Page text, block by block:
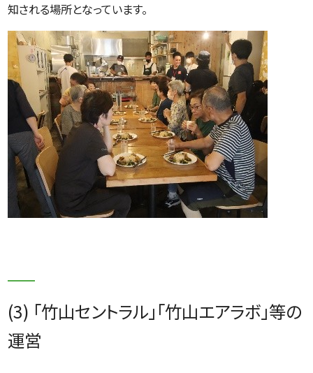
知される場所となっています。
(3) 「竹山セントラル」「竹山エアラボ」等の
運営